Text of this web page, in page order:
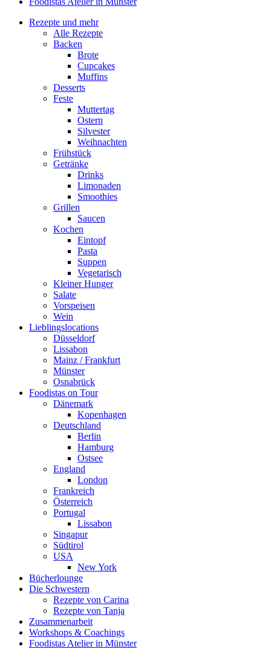
Rezepte und mehr
Alle Rezepte
Backen
Brote
Cupcakes
Muffins
Desserts
Feste
Muttertag
Ostern
Silvester
Weihnachten
Frühstück
Getränke
Drinks
Limonaden
Smoothies
Grillen
Saucen
Kochen
Eintopf
Pasta
Suppen
Vegetarisch
Kleiner Hunger
Salate
Vorspeisen
Wein
Lieblingslocations
Düsseldorf
Lissabon
Mainz / Frankfurt
Münster
Osnabrück
Foodistas on Tour
Dänemark
Kopenhagen
Deutschland
Berlin
Hamburg
Ostsee
England
London
Frankreich
Österreich
Portugal
Lissabon
Singapur
Südtirol
USA
New York
Bücherlounge
Die Schwestern
Rezepte von Carina
Rezepte von Tanja
Zusammenarbeit
Workshops & Coachings
Foodistas Atelier in Münster